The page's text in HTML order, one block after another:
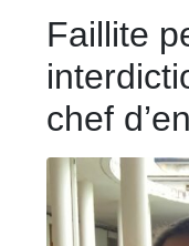
Faillite
chef